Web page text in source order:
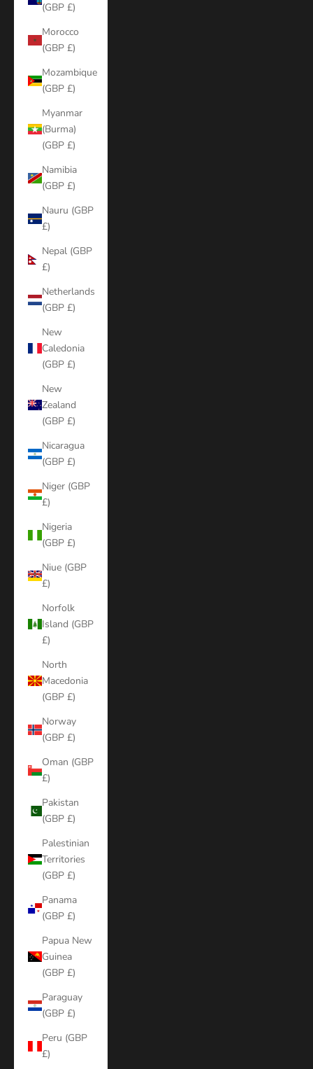
(GBP £)
Morocco
(GBP £)
Mozambique
(GBP £)
Myanmar
(Burma)
(GBP £)
Namibia
(GBP £)
Nauru (GBP
£)
Nepal (GBP
£)
Netherlands
(GBP £)
New
Caledonia
(GBP £)
New
Zealand
(GBP £)
Nicaragua
(GBP £)
Niger (GBP
£)
Nigeria
(GBP £)
Niue (GBP
£)
Norfolk
Island (GBP
£)
North
Macedonia
(GBP £)
Norway
(GBP £)
Oman (GBP
£)
Pakistan
(GBP £)
Palestinian
Territories
(GBP £)
Panama
(GBP £)
Papua New
Guinea
(GBP £)
Paraguay
(GBP £)
Peru (GBP
£)